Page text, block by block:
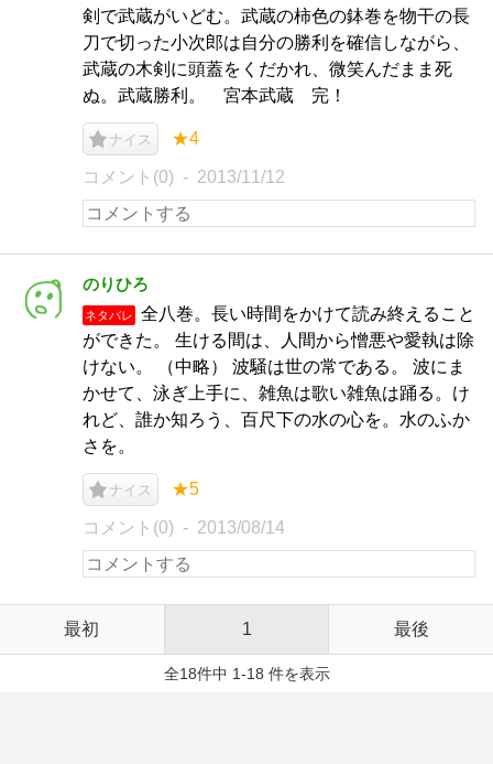
剣で武蔵がいどむ。武蔵の柿色の鉢巻を物干の長
刀で切った小次郎は自分の勝利を確信しながら、
武蔵の木剣に頭蓋をくだかれ、微笑んだまま死
ぬ。武蔵勝利。 宮本武蔵 完！
ナイス ★4
コメント(0) 2013/11/12
のりひろ
ネタバレ
全八巻。長い時間をかけて読み終えること
ができた。 生ける間は、人間から憎悪や愛執は除
けない。 （中略） 波騒は世の常である。 波にま
かせて、泳ぎ上手に、雑魚は歌い雑魚は踊る。け
れど、誰か知ろう、百尺下の水の心を。水のふか
さを。
ナイス ★5
コメント(0) 2013/08/14
最初 1 最後
全18件中 1-18 件を表示